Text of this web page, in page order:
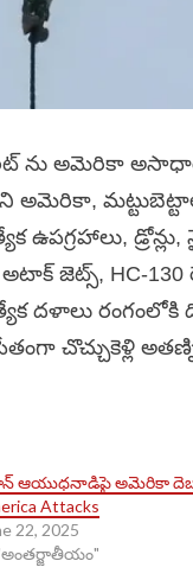
ను అమెరికా
అమెరికా,
ఉపగ్రహాలు,
అటాక్ జెట్స్, HC-
దళాలు
చొచ్చుకెళ్లి
ఆయుధనాడిపై అమెరికా
Attacks
22, 2025